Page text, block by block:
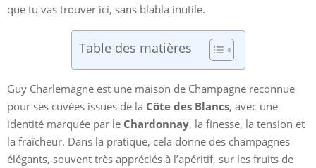
que tu vas trouver ici, sans blabla inutile.
Table des matières
Guy Charlemagne est une maison de Champagne reconnue
pour ses cuvées issues de la Côte des Blancs, avec une
identité marquée par le Chardonnay, la finesse, la tension et
la fraîcheur. Dans la pratique, cela donne des champagnes
élégants, souvent très appréciés à l’apéritif, sur les fruits de